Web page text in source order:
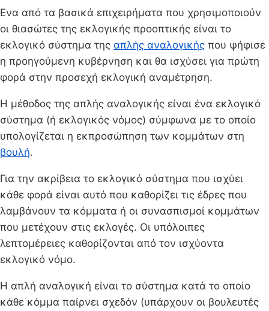
Ενα από τα βασικά επιχειρήματα που χρησιμοποιούν
οι θιασώτες της εκλογικής προοπτικής είναι το
εκλογικό σύστημα της απλής αναλογικής που ψήφισε
η προηγούμενη κυβέρνηση και θα ισχύσει για πρώτη
φορά στην προσεχή εκλογική αναμέτρηση.
Η μέθοδος της απλής αναλογικής είναι ένα εκλογικό
σύστημα (ή εκλογικός νόμος) σύμφωνα με το οποίο
υπολογίζεται η εκπροσώπηση των κομμάτων στη
βουλή.
Για την ακρίβεια το εκλογικό σύστημα που ισχύει
κάθε φορά είναι αυτό που καθορίζει τις έδρες που
λαμβάνουν τα κόμματα ή οι συνασπισμοί κομμάτων
που μετέχουν στις εκλογές. Οι υπόλοιπες
λεπτομέρειες καθορίζονται από τον ισχύοντα
εκλογικό νόμο.
Η απλή αναλογική είναι το σύστημα κατά το οποίο
κάθε κόμμα παίρνει σχεδόν (υπάρχουν οι βουλευτές